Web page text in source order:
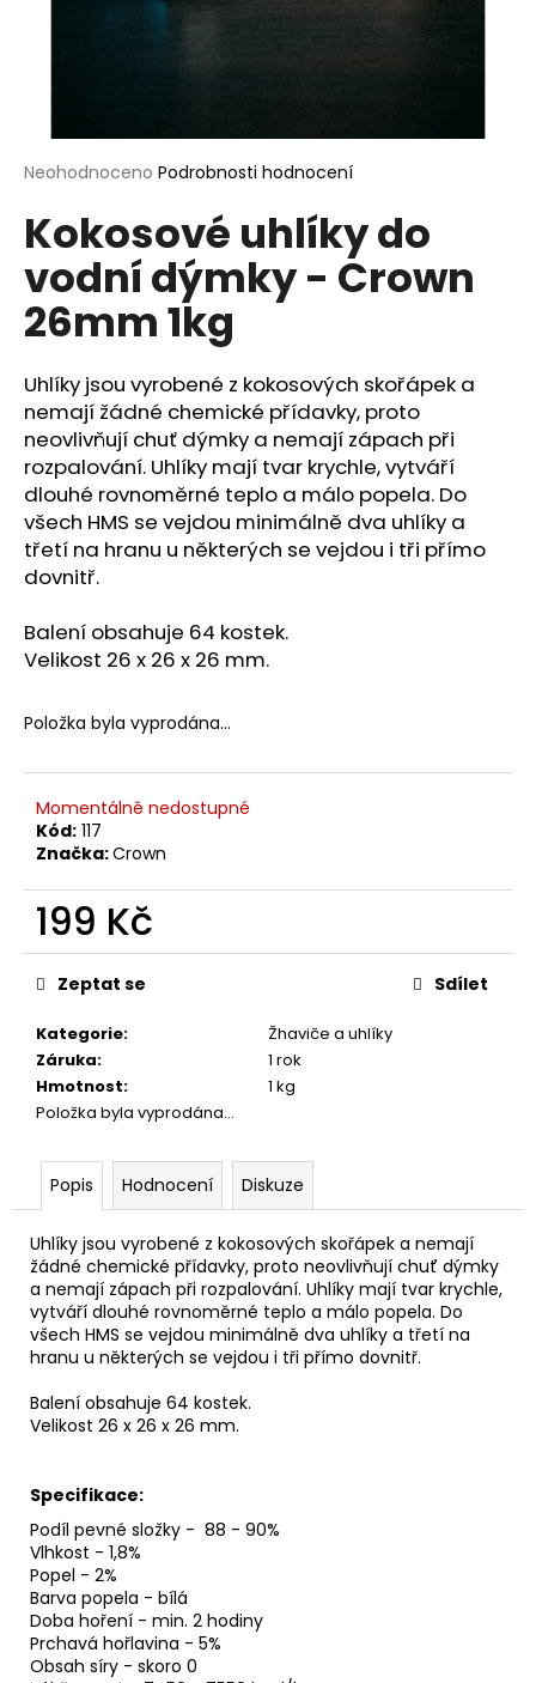
Průměrné
produktu
je
z
5
hvězdiček.
Neohodnoceno Podrobnosti hodnocení
Kokosové uhlíky do
vodní dýmky - Crown
26mm 1kg
Uhlíky jsou vyrobené z kokosových skořápek a
nemají žádné chemické přídavky, proto
neovlivňují chuť dýmky a nemají zápach při
rozpalování. Uhlíky mají tvar krychle, vytváří
dlouhé rovnoměrné teplo a málo popela. Do
všech HMS se vejdou minimálně dva uhlíky a
třetí na hranu u některých se vejdou i tři přímo
dovnitř.
Balení obsahuje 64 kostek.
Velikost 26 x 26 x 26 mm.
Položka byla vyprodána…
Momentálně nedostupné
Kód: 117
Značka:Crown
199 Kč
Měrná
cena:
Kategorie:
Žhaviče a uhlíky
Záruka:
1 rok
Hmotnost:
1 kg
Položka byla vyprodána…
Zeptat se Sdílet
Popis Hodnocení Diskuze
Uhlíky jsou vyrobené z kokosových skořápek a nemají
žádné chemické přídavky, proto neovlivňují chuť dýmky
a nemají zápach při rozpalování. Uhlíky mají tvar krychle,
vytváří dlouhé rovnoměrné teplo a málo popela. Do
všech HMS se vejdou minimálně dva uhlíky a třetí na
hranu u některých se vejdou i tři přímo dovnitř.
Balení obsahuje 64 kostek.
Velikost 26 x 26 x 26 mm.
Specifikace:
Podíl pevné složky - 88 - 90%
Vlhkost - 1,8%
Popel - 2%
Barva popela - bílá
Doba hoření - min. 2 hodiny
Prchavá hořlavina - 5%
Obsah síry - skoro 0
HLEDAT
D
o
p
o
r
u
č
u
j
e
m
e